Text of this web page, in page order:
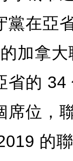
黨在亞
加拿
省的
席位，
的